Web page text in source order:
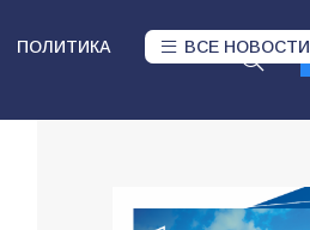
ПОЛИТИКА ВСЕ НОВОСТИ